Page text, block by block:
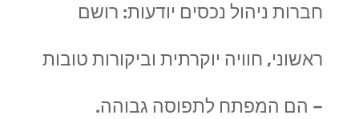
חברות ניהול נכסים יודעות: רושם
ראשוני, חוויה יוקרתית וביקורות טובות
– הם המפתח לתפוסה גבוהה.